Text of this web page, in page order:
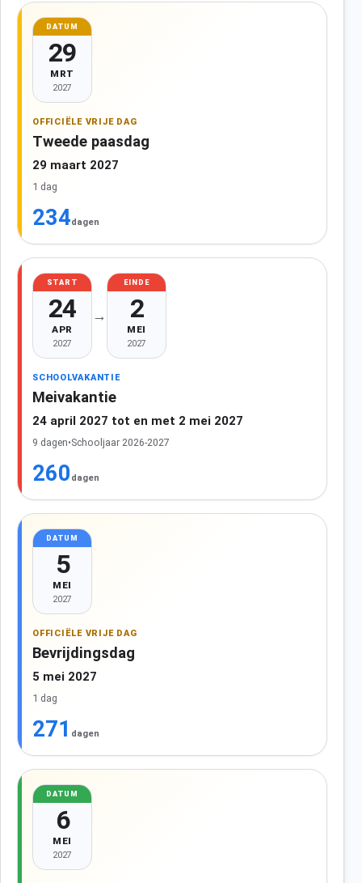
DATUM
29
MRT
2027
OFFICIËLE VRIJE DAG
Tweede paasdag
29 maart 2027
1 dag
234dagen
START
24
APR
2027
→
EINDE
2
MEI
2027
SCHOOLVAKANTIE
Meivakantie
24 april 2027 tot en met 2 mei 2027
9 dagen•Schooljaar 2026-2027
260 dagen
DATUM
5
MEI
2027
OFFICIËLE VRIJE DAG
Bevrijdingsdag
5 mei 2027
1 dag
271 dagen
DATUM
6
MEI
2027